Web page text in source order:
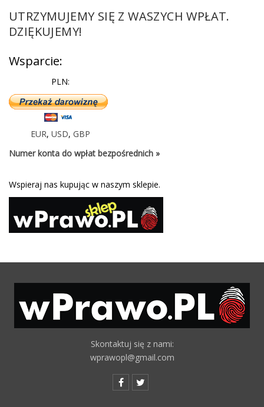
UTRZYMUJEMY SIĘ Z WASZYCH WPŁAT.
DZIĘKUJEMY!
Wsparcie:
PLN:
EUR, USD, GBP
Numer konta do wpłat bezpośrednich »
Wspieraj nas kupując w naszym sklepie.
Skontaktuj się z nami:
wprawopl@gmail.com